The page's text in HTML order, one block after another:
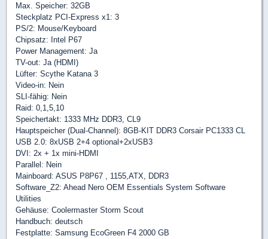
Max. Speicher: 32GB
Steckplatz PCI-Express x1: 3
PS/2: Mouse/Keyboard
Chipsatz: Intel P67
Power Management: Ja
TV-out: Ja (HDMI)
Lüfter: Scythe Katana 3
Video-in: Nein
SLI-fähig: Nein
Raid: 0,1,5,10
Speichertakt: 1333 MHz DDR3, CL9
Hauptspeicher (Dual-Channel): 8GB-KIT DDR3 Corsair PC1333 CL
USB 2.0: 8xUSB 2+4 optional+2xUSB3
DVI: 2x + 1x mini-HDMI
Parallel: Nein
Mainboard: ASUS P8P67 , 1155,ATX, DDR3
Software_Z2: Ahead Nero OEM Essentials System Software
Utilities
Gehäuse: Coolermaster Storm Scout
Handbuch: deutsch
Festplatte: Samsung EcoGreen F4 2000 GB